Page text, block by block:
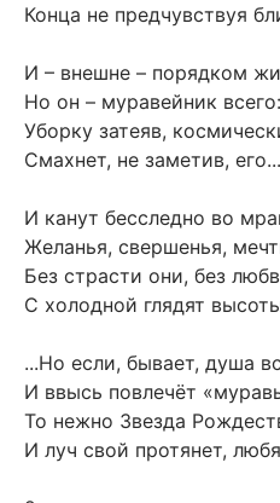
Конца не предчувствуя
И – внешне – порядком
Но он – муравейник всего:
Уборку затеяв,
Смахнет, не заметив, его...
И канут бесследно во
Желанья, свершенья,
Без страсти они, без
С холодной глядят
...Но если, бывает, душа
И ввысь повлечёт
То нежно Звезда
И луч свой протянет,